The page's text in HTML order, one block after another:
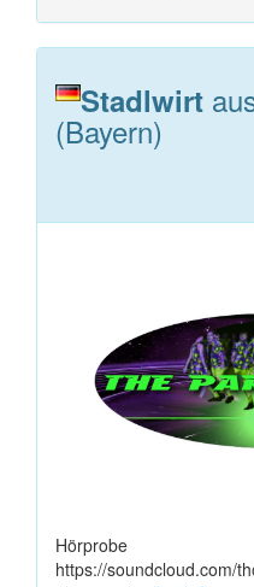
Stadlwirt
(Bayern)
Hörprobe
https://soundcloud.com/